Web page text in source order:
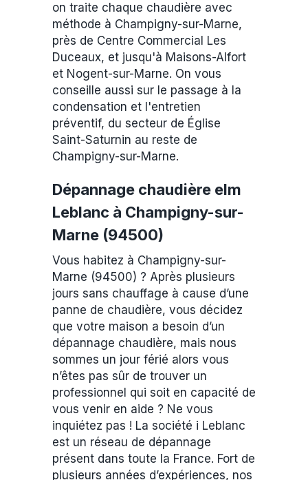
on traite chaque chaudière avec
méthode à Champigny-sur-Marne,
près de Centre Commercial Les
Duceaux, et jusqu'à Maisons-Alfort
et Nogent-sur-Marne. On vous
conseille aussi sur le passage à la
condensation et l'entretien
préventif, du secteur de Église
Saint-Saturnin au reste de
Champigny-sur-Marne.
Dépannage chaudière elm
Leblanc à Champigny-sur-
Marne (94500)
Vous habitez à Champigny-sur-
Marne (94500) ? Après plusieurs
jours sans chauffage à cause d’une
panne de chaudière, vous décidez
que votre maison a besoin d’un
dépannage chaudière, mais nous
sommes un jour férié alors vous
n’êtes pas sûr de trouver un
professionnel qui soit en capacité de
vous venir en aide ? Ne vous
inquiétez pas ! La société i Leblanc
est un réseau de dépannage
présent dans toute la France. Fort de
plusieurs années d’expériences, nos